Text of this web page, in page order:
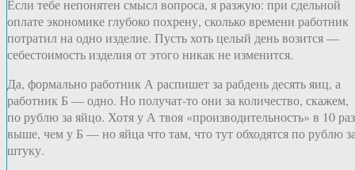
Если тебе непонятен смысл вопроса, я разжую: при сдельной
оплате экономике глубоко похрену, сколько времени работник
потратил на одно изделие. Пусть хоть целый день возится —
себестоимость изделия от этого никак не изменится.
Да, формально работник А распишет за рабдень десять яиц, а
работник Б — одно. Но получат-то они за количество, скажем,
по рублю за яйцо. Хотя у А твоя «производительность» в 10 раз
выше, чем у Б — но яйца что там, что тут обходятся по рублю
штуку.